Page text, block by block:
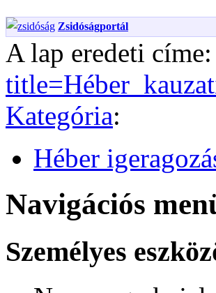
Zsidóságportál
A lap eredeti címe:
Kategória:
Héber
Navigációs
Személyes